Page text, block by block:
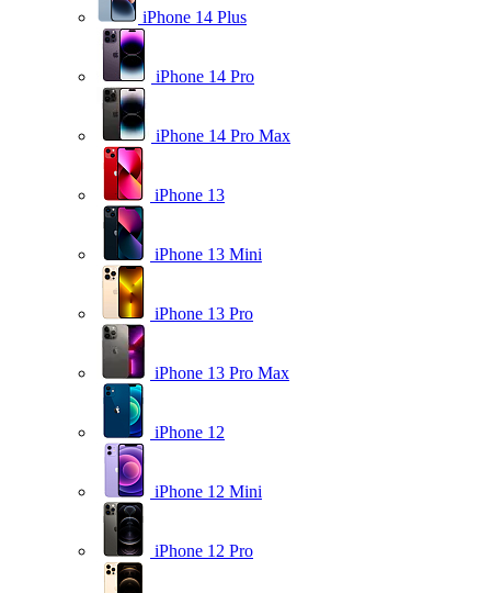
iPhone 14 Plus
iPhone 14 Pro
iPhone 14 Pro Max
iPhone 13
iPhone 13 Mini
iPhone 13 Pro
iPhone 13 Pro Max
iPhone 12
iPhone 12 Mini
iPhone 12 Pro